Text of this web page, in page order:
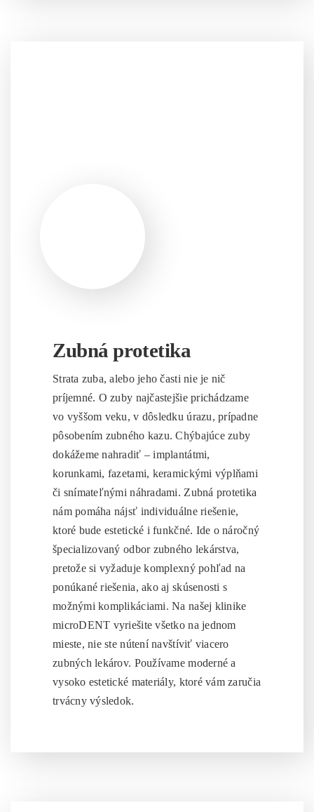
Zubná protetika
Strata zuba, alebo jeho časti nie je nič
príjemné. O zuby najčastejšie prichádzame
vo vyššom veku, v dôsledku úrazu, prípadne
pôsobením zubného kazu. Chýbajúce zuby
dokážeme nahradiť – implantátmi,
korunkami, fazetami, keramickými výplňami
či snímateľnými náhradami. Zubná protetika
nám pomáha nájsť individuálne riešenie,
ktoré bude estetické i funkčné. Ide o náročný
špecializovaný odbor zubného lekárstva,
pretože si vyžaduje komplexný pohľad na
ponúkané riešenia, ako aj skúsenosti s
možnými komplikáciami. Na našej klinike
microDENT vyriešite všetko na jednom
mieste, nie ste nútení navštíviť viacero
zubných lekárov. Používame moderné a
vysoko estetické materiály, ktoré vám zaručia
trvácny výsledok.